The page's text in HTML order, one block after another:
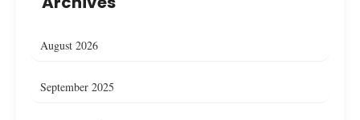
August 2026
September 2025